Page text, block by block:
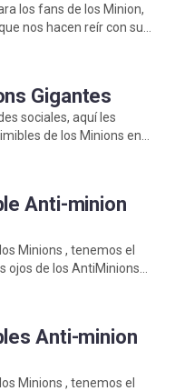
los fans de los Minion,
nos hacen reír con sus
Gigantes
sociales, aquí les
de los Minions en
Anti-minion
Minions , tenemos el
ojos de los AntiMinions
Anti-minion
Minions , tenemos el